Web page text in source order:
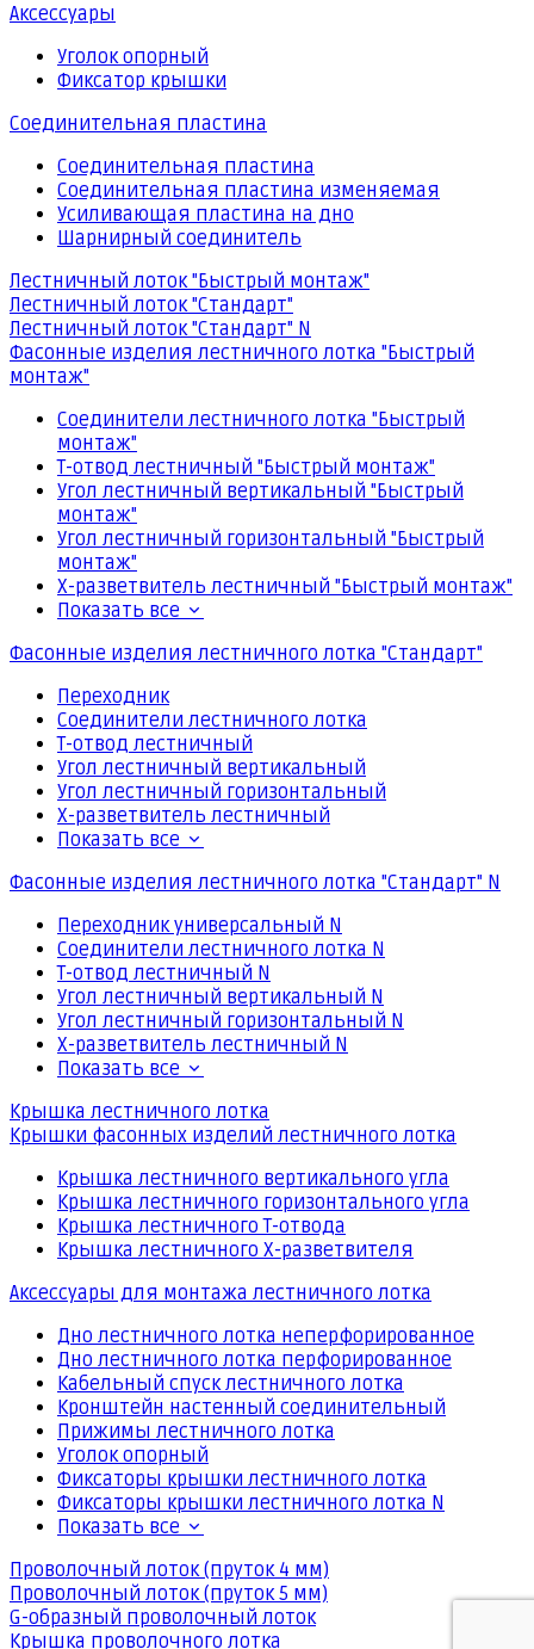
Аксессуары
Уголок опорный
Фиксатор крышки
Соединительная пластина
Соединительная пластина
Соединительная пластина изменяемая
Усиливающая пластина на дно
Шарнирный соединитель
Лестничный лоток "Быстрый монтаж"
Лестничный лоток "Стандарт"
Лестничный лоток "Стандарт" N
Фасонные изделия лестничного лотка "Быстрый
монтаж"
Соединители лестничного лотка "Быстрый
монтаж"
Т-отвод лестничный "Быстрый монтаж"
Угол лестничный вертикальный "Быстрый
монтаж"
Угол лестничный горизонтальный "Быстрый
монтаж"
Х-разветвитель лестничный "Быстрый монтаж"
Показать все
Фасонные изделия лестничного лотка "Стандарт"
Переходник
Соединители лестничного лотка
Т-отвод лестничный
Угол лестничный вертикальный
Угол лестничный горизонтальный
Х-разветвитель лестничный
Показать все
Фасонные изделия лестничного лотка "Стандарт" N
Переходник универсальный N
Соединители лестничного лотка N
Т-отвод лестничный N
Угол лестничный вертикальный N
Угол лестничный горизонтальный N
Х-разветвитель лестничный N
Показать все
Крышка лестничного лотка
Крышки фасонных изделий лестничного лотка
Крышка лестничного вертикального угла
Крышка лестничного горизонтального угла
Крышка лестничного Т-отвода
Крышка лестничного Х-разветвителя
Аксессуары для монтажа лестничного лотка
Дно лестничного лотка неперфорированное
Дно лестничного лотка перфорированное
Кабельный спуск лестничного лотка
Кронштейн настенный соединительный
Прижимы лестничного лотка
Уголок опорный
Фиксаторы крышки лестничного лотка
Фиксаторы крышки лестничного лотка N
Показать все
Проволочный лоток (пруток 4 мм)
Проволочный лоток (пруток 5 мм)
G-образный проволочный лоток
Крышка проволочного лотка